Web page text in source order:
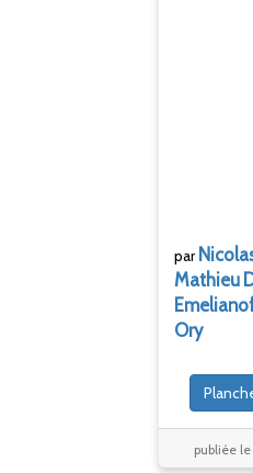
par
Mathieu
Ory
publiée le